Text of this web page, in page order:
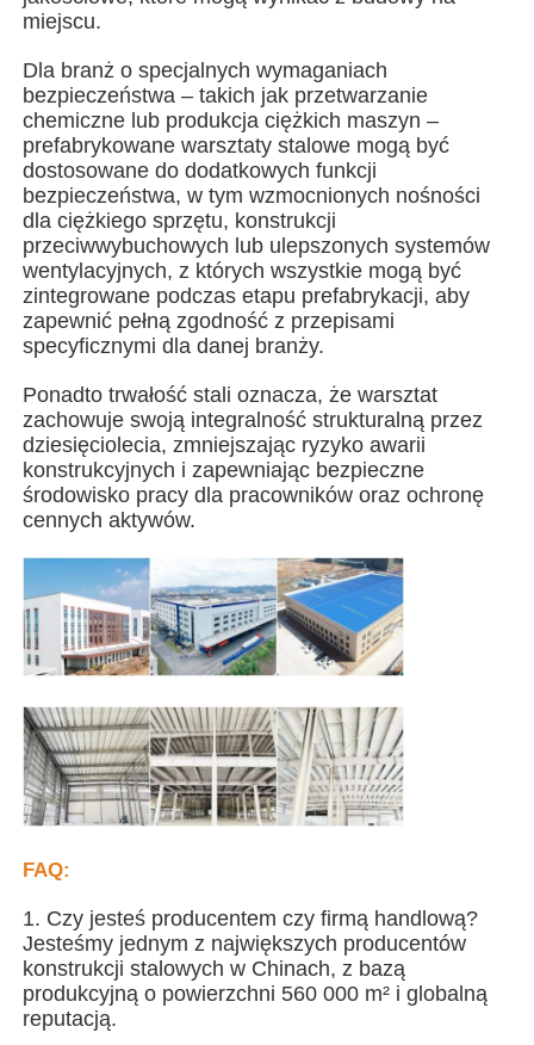
Budowa konstrukcji stalowej
Warsztat konstrukcji stalowych
magazyn konstrukcji stalowych
Szpa konstrukcji stalowych
Ciężka konstrukcja stalowa
Most ze stali
Biuro konstrukcji stalowej
Stalowa konstrukcja domek dla drobiu
Wielopiętrowa konstrukcja stalowa
Struktura stali przemysłowej
Public Steel Building
Prefabrykowana konstrukcja stalowa
miejscu.
Dla branż o specjalnych wymaganiach
bezpieczeństwa – takich jak przetwarzanie
chemiczne lub produkcja ciężkich maszyn –
prefabrykowane warsztaty stalowe mogą być
dostosowane do dodatkowych funkcji
bezpieczeństwa, w tym wzmocnionych nośności
dla ciężkiego sprzętu, konstrukcji
przeciwwybuchowych lub ulepszonych systemów
wentylacyjnych, z których wszystkie mogą być
zintegrowane podczas etapu prefabrykacji, aby
zapewnić pełną zgodność z przepisami
specyficznymi dla danej branży.
Ponadto trwałość stali oznacza, że warsztat
zachowuje swoją integralność strukturalną przez
dziesięciolecia, zmniejszając ryzyko awarii
konstrukcyjnych i zapewniając bezpieczne
środowisko pracy dla pracowników oraz ochronę
cennych aktywów.
FAQ:
1. Czy jesteś producentem czy firmą handlową?
Jesteśmy jednym z największych producentów
konstrukcji stalowych w Chinach, z bazą
produkcyjną o powierzchni 560 000 m² i globalną
reputacją.